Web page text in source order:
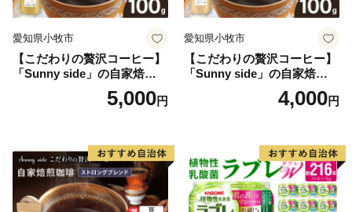
愛知県小牧市
【こだわりの贅沢コーヒー】
「Sunny side」の自家焙煎珈
琲こまきブレンド（100g）
5,000円
愛知県小牧市
【こだわりの贅沢コーヒー】
「Sunny side」の自家焙煎珈
琲サニーブレンド（100g）
4,000円